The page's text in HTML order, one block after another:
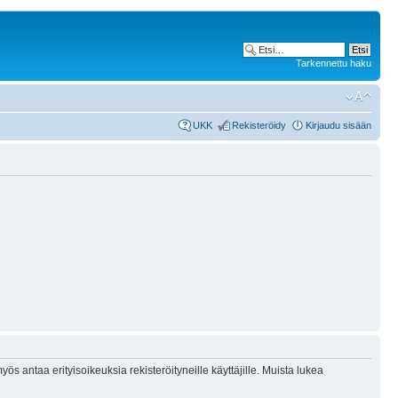
Tarkennettu haku
UKK Rekisteröidy Kirjaudu sisään
antaa erityisoikeuksia rekisteröityneille käyttäjille. Muista lukea